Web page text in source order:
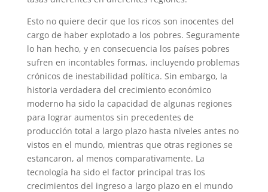
Esto no quiere decir que los ricos son inocentes del
cargo de haber explotado a los pobres. Seguramente
lo han hecho, y en consecuencia los países pobres
sufren en incontables formas, incluyendo problemas
crónicos de inestabilidad política. Sin embargo, la
historia verdadera del crecimiento económico
moderno ha sido la capacidad de algunas regiones
para lograr aumentos sin precedentes de
producción total a largo plazo hasta niveles antes no
vistos en el mundo, mientras que otras regiones se
estancaron, al menos comparativamente. La
tecnología ha sido el factor principal tras los
crecimientos del ingreso a largo plazo en el mundo